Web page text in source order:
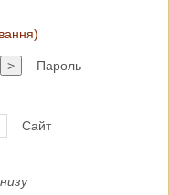
> Пароль
Сайт